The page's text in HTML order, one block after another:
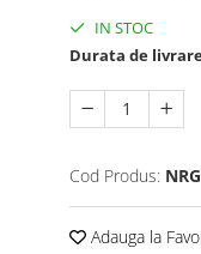
IN STOC
Durata de
Cod Produs:
Adauga la